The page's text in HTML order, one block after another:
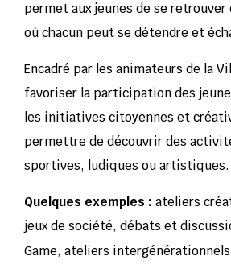
permet aux jeunes de se retrouver
où chacun peut se détendre et
Encadré par les animateurs de la
favoriser la participation des
les initiatives citoyennes et
permettre de découvrir des
sportives, ludiques ou artistiques.
Quelques exemples : ateliers
jeux de société, débats et
Game, ateliers